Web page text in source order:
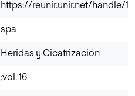
https://reunir.unir.net/handle/
spa
Heridas y Cicatrización
;vol. 16